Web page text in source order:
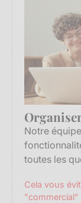
Notre
toutes les
Cela vous
"commercial"